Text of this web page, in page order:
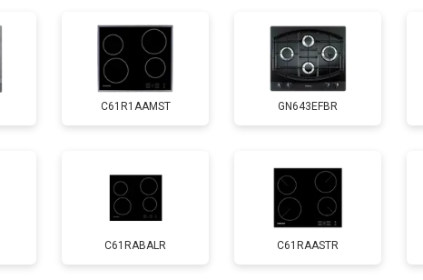
C61R1AAMST GN643EFBR
C61RABALR C61RAASTR